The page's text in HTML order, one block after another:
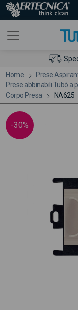
Home
Prese
Prese abbinabili Tubò a
Corpo Presa
NA625
-30%